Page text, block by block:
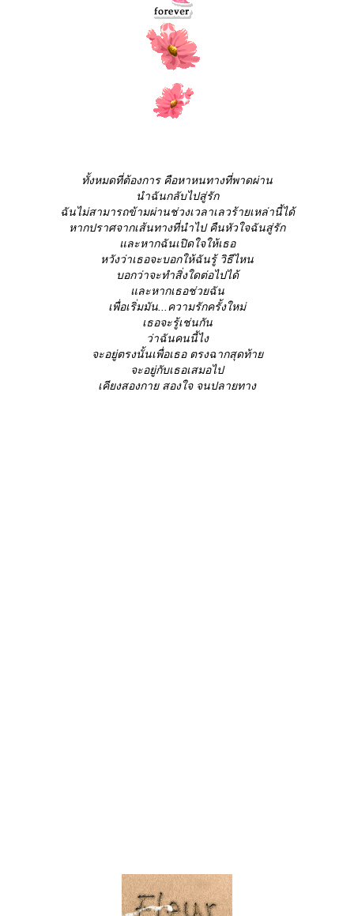
ทั้งหมดที่ต้องการ คือหาหนทางที่พาดผ่าน
นำฉันกลับไปสู่รัก
ฉันไม่สามารถข้ามผ่านช่วงเวลาเลวร้ายเหล่านี้ได้
หากปราศจากเส้นทางที่นำไป คืนหัวใจฉันสู่รัก
ละหากฉันเปิดใจให้เธอ
หวังว่าเธอจะบอกให้ฉันรู้ วิธีไหน
บอกว่าจะทำสิ่งใดต่อไปได้
ละหากเธอช่วยฉัน
เพื่อเริ่มมัน...ความรักครั้งใหม่
เธอจะรู้เช่นกัน
ว่าฉันคนนี้ไง
จะอยู่ตรงนั้นเพื่อเธอ ตรงฉากสุดท้า
จะอยู่กับเธอเสมอไป
เคียงสองกาย สองใจ จนปลายทาง